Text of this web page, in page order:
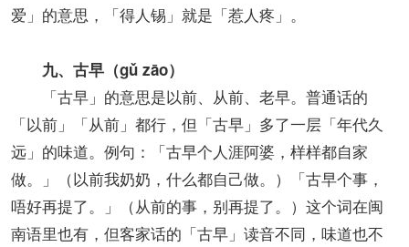
爱」的意思，「得人锡」就是「惹人疼」。
九、古早（gǔ zāo）
「古早」的意思是以前、从前、老早。普通话的
「以前」「从前」都行，但「古早」多了一层「年代久
远」的味道。例句：「古早个人涯阿婆，样样都自家
做。」（以前我奶奶，什么都自己做。）「古早个事，
唔好再提了。」（从前的事，别再提了。）这个词在闽
南语里也有，但客家话的「古早」读音不同，味道也不